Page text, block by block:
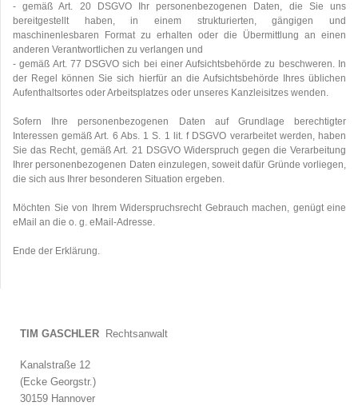
- gemäß Art. 20 DSGVO Ihr personenbezogenen Daten, die Sie uns
bereitgestellt haben, in einem strukturierten, gängigen und
maschinenlesbaren Format zu erhalten oder die Übermittlung an einen
anderen Verantwortlichen zu verlangen und
- gemäß Art. 77 DSGVO sich bei einer Aufsichtsbehörde zu beschweren. In
der Regel können Sie sich hierfür an die Aufsichtsbehörde Ihres üblichen
Aufenthaltsortes oder Arbeitsplatzes oder unseres Kanzleisitzes wenden.
Sofern Ihre personenbezogenen Daten auf Grundlage berechtigter
Interessen gemäß Art. 6 Abs. 1 S. 1 lit. f DSGVO verarbeitet werden, haben
Sie das Recht, gemäß Art. 21 DSGVO Widerspruch gegen die Verarbeitung
Ihrer personenbezogenen Daten einzulegen, soweit dafür Gründe vorliegen,
die sich aus Ihrer besonderen Situation ergeben.
Möchten Sie von Ihrem Widerspruchsrecht Gebrauch machen, genügt eine
eMail an die o. g. eMail-Adresse.
Ende der Erklärung.
TIM GASCHLER Rechtsanwalt
Kanalstraße 12
(Ecke Georgstr.)
30159 Hannover